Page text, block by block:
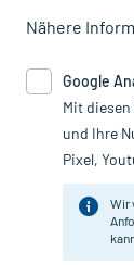
& Nägel
30
& PlusHerzen
Nähere
Google
Mit
und Ihre
Pixel,
Wir